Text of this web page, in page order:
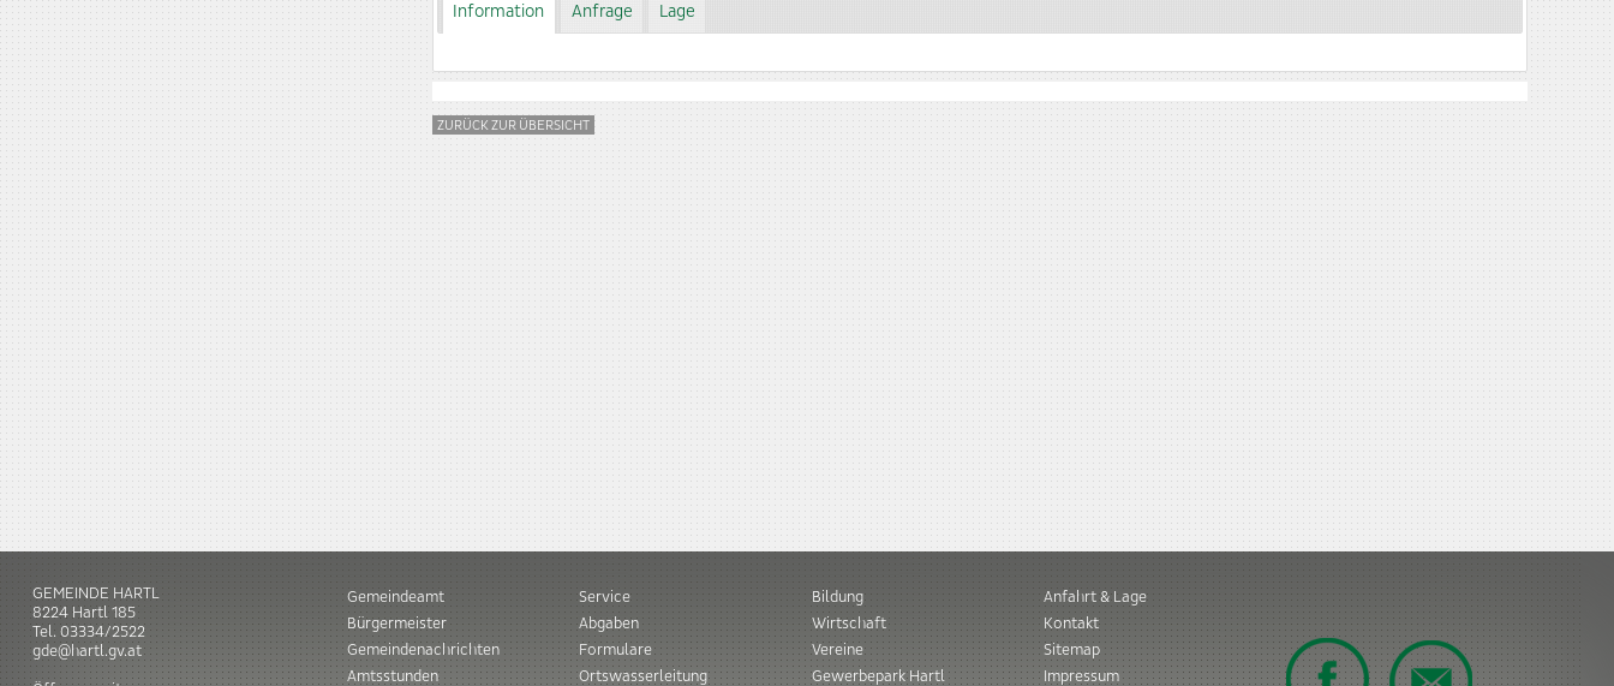
Information Anfrage Lage
ZURÜCK ZUR ÜBERSICHT
GEMEINDE HARTL
8224Hartl185
Tel. 03334/2522
gde@hartl.gv.at
Gemeindeamt
Bürgermeister
Gemeindenachrichten
Amtsstunden
Service
Abgaben
Formulare
Ortswasserleitung
Bildung
Wirtschaft
Vereine
Gewerbepark Hartl
Anfahrt & Lage
Kontakt
Sitemap
Impressum